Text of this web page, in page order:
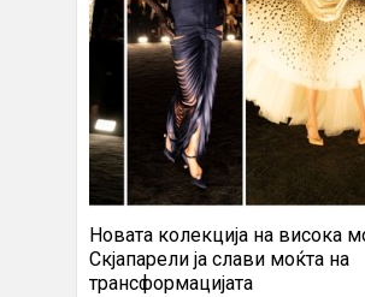
Новата колекција на висока
Скјапарели ја слави моќта на
трансформацијата